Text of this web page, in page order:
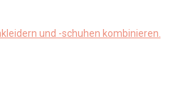
und -schuhen kombinieren.